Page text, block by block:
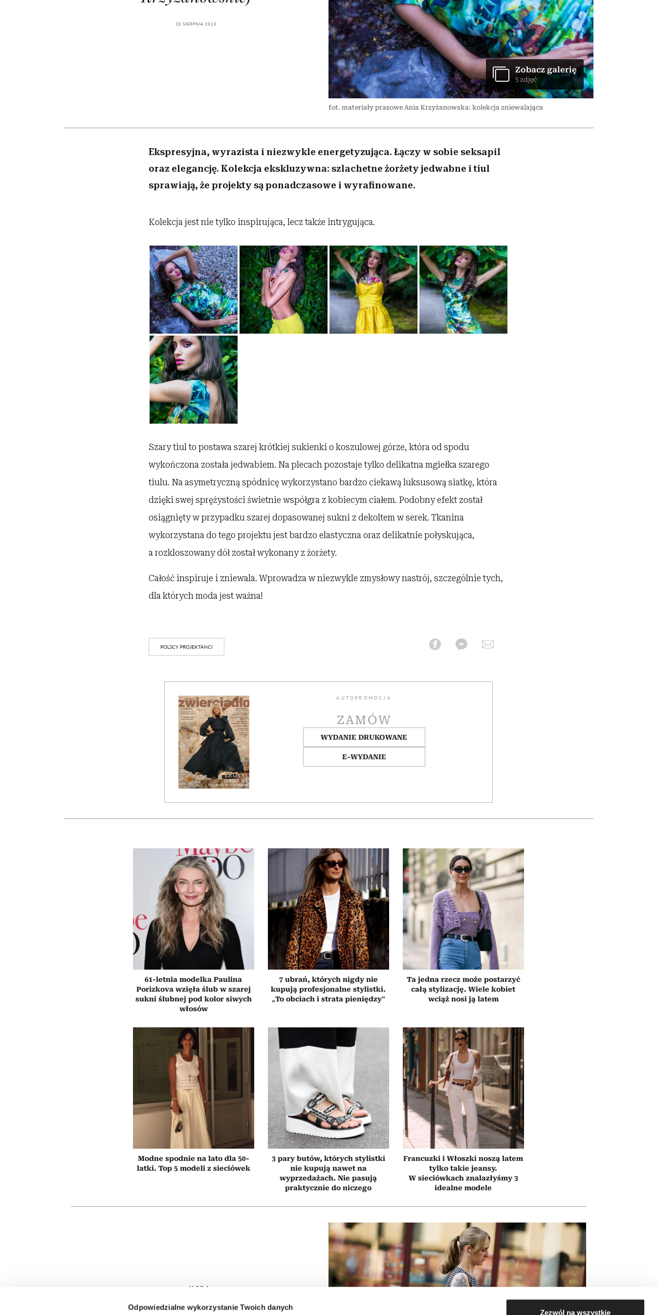
Odpowiedzialne wykorzystanie Twoich danych
Zezwól na wszystkie
najbardziej pożądane
ubrania i marki sezonu
20 SIERPNIA 2013
fot. materiały prasowe Ania Krzyżanowska: kolekcja zniewalająca
Zobacz galerię
5 zdjęć
Ekspresyjna, wyrazista i niezwykle energetyzująca. Łączy w sobie seksapil
oraz elegancję. Kolekcja ekskluzywna: szlachetne żorżety jedwabne i tiul
sprawiają, że projekty są ponadczasowe i wyrafinowane.
Kolekcja jest nie tylko inspirująca, lecz także intrygująca.
Szary tiul to postawa szarej krótkiej sukienki o koszulowej górze, która od spodu
wykończona została jedwabiem. Na plecach pozostaje tylko delikatna mgiełka szarego
tiulu. Na asymetryczną spódnicę wykorzystano bardzo ciekawą luksusową siatkę, która
dzięki swej sprężystości świetnie współgra z kobiecym ciałem. Podobny efekt został
osiągnięty w przypadku szarej dopasowanej sukni z dekoltem w serek. Tkanina
wykorzystana do tego projektu jest bardzo elastyczna oraz delikatnie połyskująca,
a rozkloszowany dół został wykonany z żorżety.
Całość inspiruje i zniewala. Wprowadza w niezwykle zmysłowy nastrój, szczególnie tych,
dla których moda jest ważna!
POLSCY PROJEKTANCI
AUTOPROMOCJA
ZAMÓW
WYDANIE DRUKOWANE
E-WYDANIE
61-letnia modelka Paulina
Porizkova wzięła ślub w szarej
sukni ślubnej pod kolor siwych
włosów
7 ubrań, których nigdy nie
kupują profesjonalne stylistki.
„To obciach i strata pieniędzy”
Ta jedna rzecz może postarzyć
całą stylizację. Wiele kobiet
wciąż nosi ją latem
Modne spodnie na lato dla 50-
latki. Top 5 modeli z sieciówek
3 pary butów, których stylistki
nie kupują nawet na
wyprzedażach. Nie pasują
praktycznie do niczego
Francuzki i Włoszki noszą latem
tylko takie jeansy.
W sieciówkach znalazłyśmy 3
idealne modele
MODA